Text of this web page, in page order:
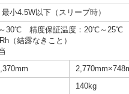
小4.5W以下（スリープ時）
30℃ 精度保証温度：20℃～25℃
（結露なきこと）
140kg